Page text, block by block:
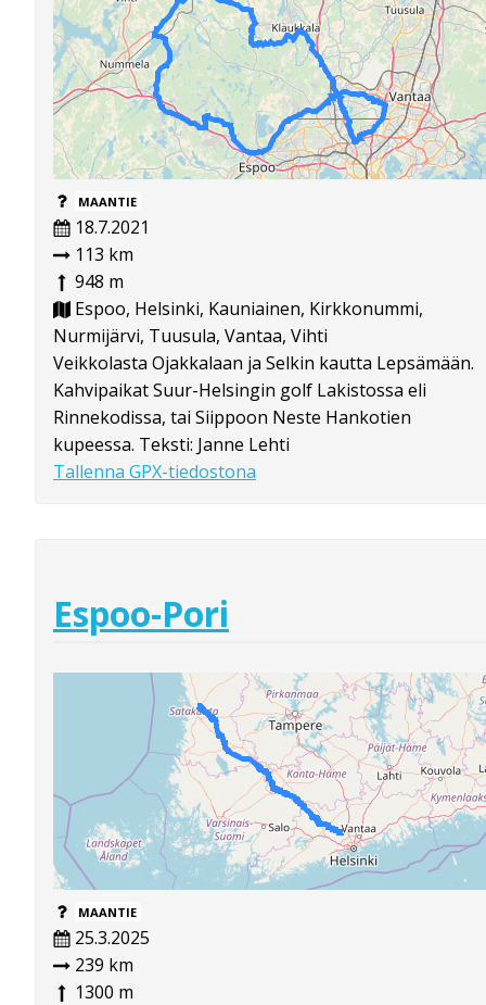
MAANTIE
18.7.2021
113 km
948 m
Espoo, Helsinki, Kauniainen, Kirkkonummi,
Nurmijärvi, Tuusula, Vantaa, Vihti
Veikkolasta Ojakkalaan ja Selkin kautta Lepsämään.
Kahvipaikat Suur-Helsingin golf Lakistossa eli
Rinnekodissa, tai Siippoon Neste Hankotien
kupeessa. Teksti: Janne Lehti
Tallenna GPX-tiedostona
Espoo-Pori
MAANTIE
25.3.2025
239 km
1300 m